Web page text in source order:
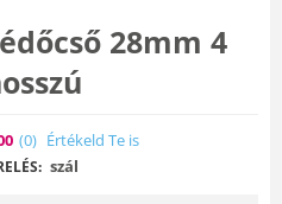
28mm 4
(0) Értékeld Te is
szál